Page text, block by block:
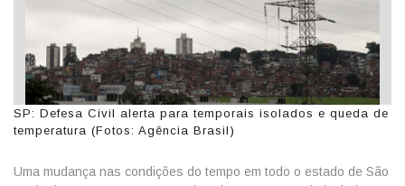
SP: Defesa Civil alerta para temporais isolados e queda de
temperatura (Fotos: Agência Brasil)
Uma mudança nas condições do tempo em todo o estado de São